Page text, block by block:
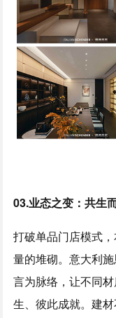
03.业态之变 ：共生
打破单品门店模式
量的堆砌。意大利
言为脉络，让不同
生、彼此成就。建